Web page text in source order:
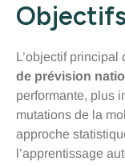
L’objectif principal
de prévision
performante, plus
mutations de la
approche
l’apprentissage